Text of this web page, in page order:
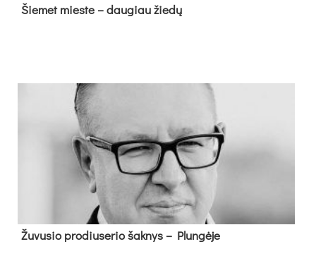
Šie­met mies­te – dau­giau žie­dų
Žu­vu­sio pro­diu­se­rio šak­nys – Plun­gė­je